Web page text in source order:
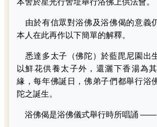
本舍於星光行舍址舉行浴佛上供法會。
由於有信眾對浴佛及浴佛偈的意義
本人在此再作以下簡單的解釋。
悉達多太子（佛陀）於藍毘尼園出
以鮮花供養太子外，還灑下香湯為
緣，每年佛誕日，佛弟子們都舉行浴
陀之誕生。
浴佛偈是浴佛儀式舉行時所唱誦 ——